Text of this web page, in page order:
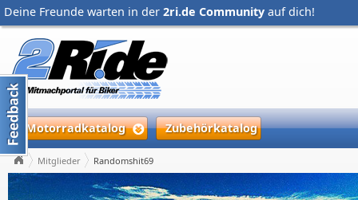
Deine Freunde warten in der 2ri.de Community auf dich!
Motorradkatalog Zubehörkatalog
Mitglieder Randomshit69